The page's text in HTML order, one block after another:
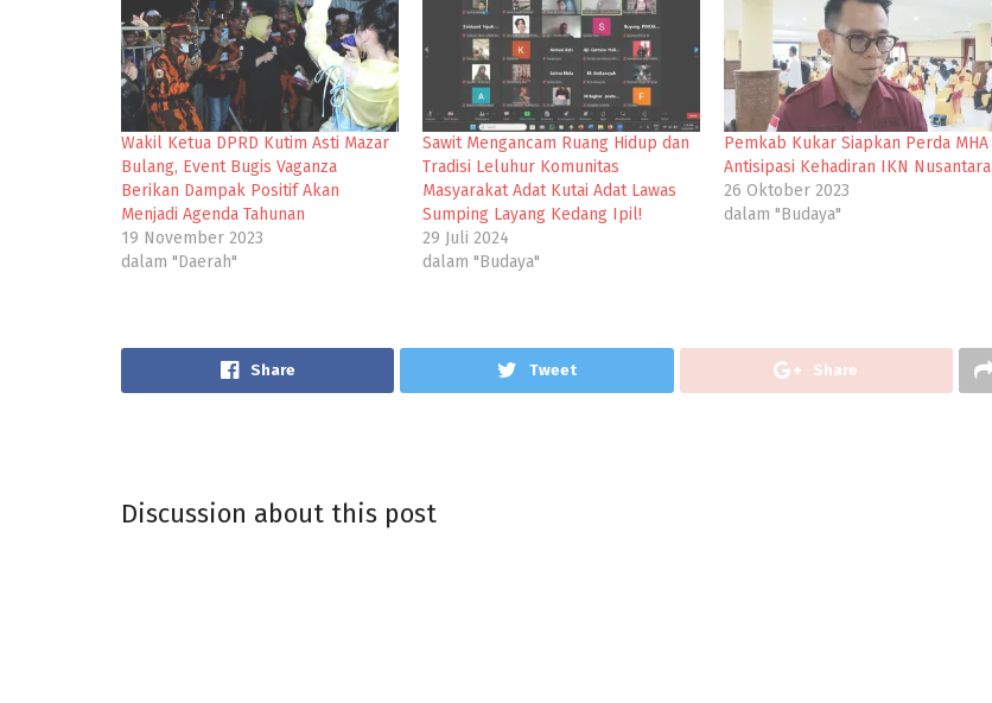
Wakil Ketua DPRD Kutim Asti Mazar
Bulang, Event Bugis Vaganza
Berikan Dampak Positif Akan
Menjadi Agenda Tahunan
19 November 2023
dalam "Daerah"
Sawit Mengancam Ruang Hidup dan
Tradisi Leluhur Komunitas
Masyarakat Adat Kutai Adat Lawas
Sumping Layang Kedang Ipil!
29 Juli 2024
dalam "Budaya"
Pemkab Kukar Siapkan Perda MHA
Antisipasi Kehadiran IKN Nusantara
26 Oktober 2023
dalam "Budaya"
Share Tweet Share
Discussion about this post